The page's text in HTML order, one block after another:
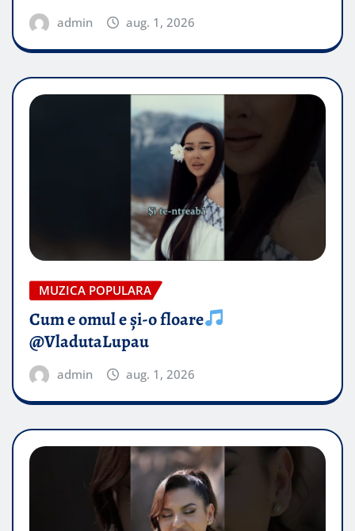
admin aug. 1, 2026
MUZICA POPULARA
Cum e omul e și-o floare
@VladutaLupau
admin aug. 1, 2026